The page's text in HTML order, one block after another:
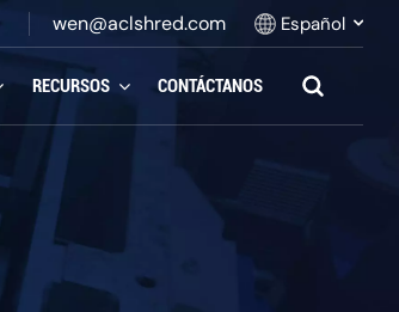
wen@aclshred.com Español
Español
RECURSOS CONTÁCTANOS